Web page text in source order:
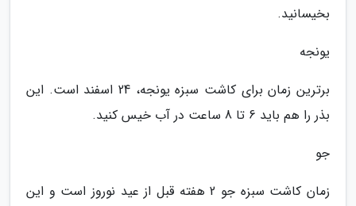
بخیسانید.
یونجه
برترین زمان برای کاشت سبزه یونجه، 24 اسفند است. این
بذر را هم باید 6 تا 8 ساعت در آب خیس کنید.
جو
زمان کاشت سبزه جو 2 هفته قبل از عید نوروز است و این